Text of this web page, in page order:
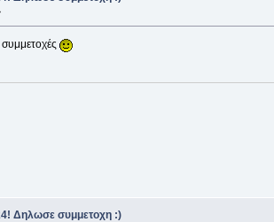
Δηλωσε συμμετοχη :)